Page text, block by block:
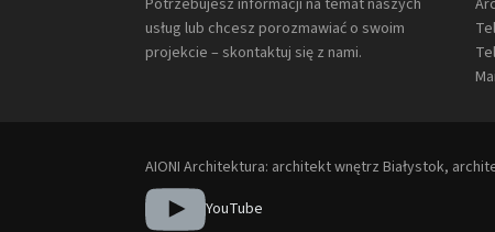
usług lub chcesz porozmawiać o swoim
projekcie – skontaktuj się z nami.
AIONI Architektura: architekt wnętrz Białystok,
YouTube